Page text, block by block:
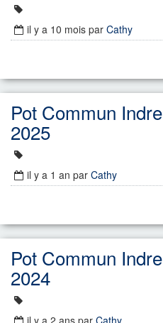
il y a 10 mois par Cathy
Pot Commun
2025
il y a 1 an par Cathy
Pot Commun
2024
il y a 2 ans par Cathy